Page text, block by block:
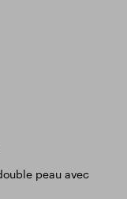
peau avec